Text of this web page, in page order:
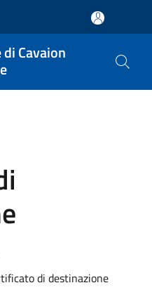
Cavaion
di destinazione